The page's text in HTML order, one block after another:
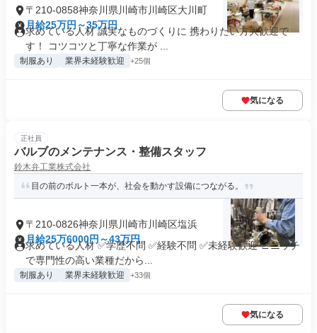
〒210-0858神奈川県川崎市川崎区大川町
月給25万円～35万円
求めている人材 誠実なものづくりに 携わりたい方大歓迎で
す！ コツコツと丁寧な作業が ...
制服あり 業界未経験歓迎 +25個
気になる
正社員
バルブのメンテナンス・整備スタッフ
鈴木弁工業株式会社
目の前のボルト一本が、社会を動かす設備につながる。
〒210-0826神奈川県川崎市川崎区塩浜
月給25万6000円～43万円
求めている人材 ✅学歴不問 ✅経験不問 ✅未経験歓迎 ∟ニッチ
で専門性の高い業種だから...
制服あり 業界未経験歓迎 +33個
気になる